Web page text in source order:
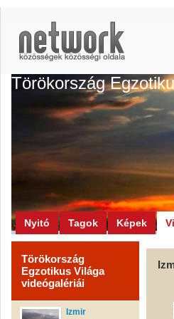
Törökország
Nyitó Tagok Képek
Törökország
Egzotikus Világa
videógalériái
Izmir